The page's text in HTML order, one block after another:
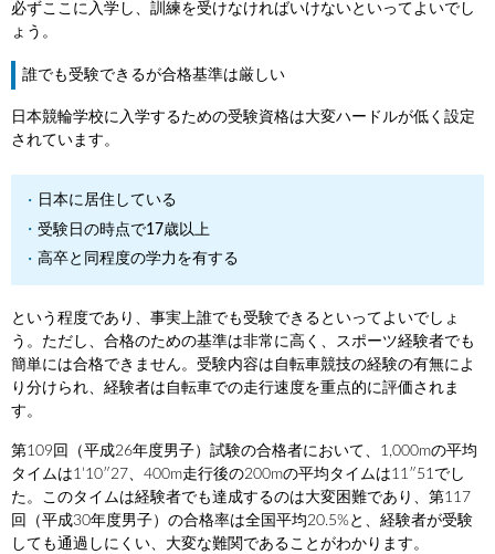
必ずここに入学し、訓練を受けなければいけないといってよいでし
ょう。
誰でも受験できるが合格基準は厳しい
日本競輪学校に入学するための受験資格は大変ハードルが低く設定
されています。
日本に居住している
受験日の時点で17歳以上
高卒と同程度の学力を有する
という程度であり、事実上誰でも受験できるといってよいでしょ
う。ただし、合格のための基準は非常に高く、スポーツ経験者でも
簡単には合格できません。受験内容は自転車競技の経験の有無によ
り分けられ、経験者は自転車での走行速度を重点的に評価されま
す。
第109回（平成26年度男子）試験の合格者において、1,000mの平均
タイムは1’10″27、400m走行後の200mの平均タイムは11″51でし
た。このタイムは経験者でも達成するのは大変困難であり、第117
回（平成30年度男子）の合格率は全国平均20.5%と、経験者が受験
しても通過しにくい、大変な難関であることがわかります。